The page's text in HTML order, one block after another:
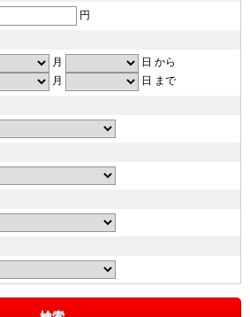
円
月
日 から
月
日 まで